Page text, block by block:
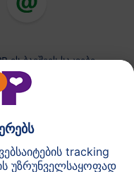
ის ბავშვის საკვები
გამოყენების
კონტაქტი